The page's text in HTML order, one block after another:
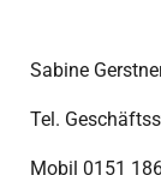
Sabine
Tel.
Mobil 0151